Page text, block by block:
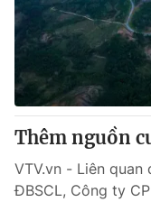
Tin tức
Thế giới đó đây
Câu chuyện quốc tế
Kinh tế
Tài chính
Thị trường
Góc doanh nghiệp
Dữ liệu và đời
Truyền hình
Phim VTV
Giải trí
Thêm nguồn
VTV.vn - Liên
ĐBSCL, Công ty